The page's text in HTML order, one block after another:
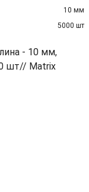
10 мм
5000 шт